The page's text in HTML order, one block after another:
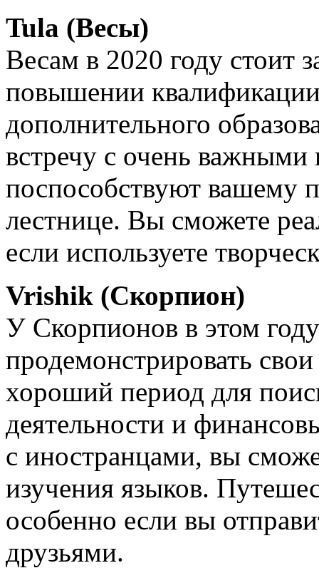
Tula (Весы)
Весам в 2020 году стоит
повышении
дополнительного
встречу с очень
поспособствуют вашему
лестнице. Вы сможете
если используете
Vrishik (Скорпион)
У Скорпионов в этом
продемонстрировать
хороший период для
деятельности и
с иностранцами, вы
изучения языков.
особенно если вы
друзьями.